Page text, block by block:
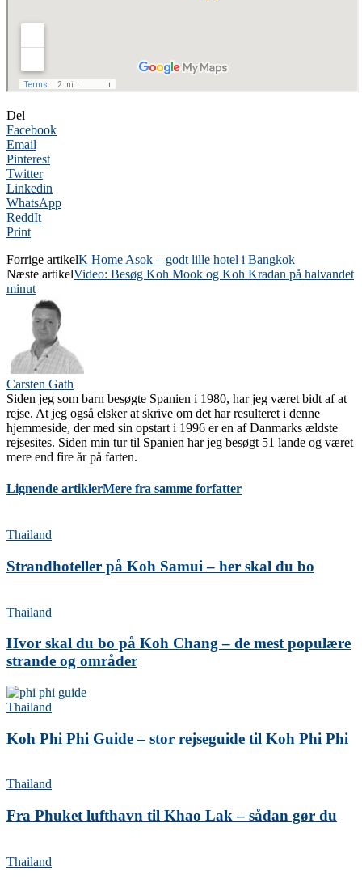
Del
Facebook
Email
Pinterest
Twitter
Linkedin
WhatsApp
ReddIt
Print
Forrige artikelK Home Asok – godt lille hotel i Bangkok
Næste artikelVideo: Besøg Koh Mook og Koh Kradan på halvandet
minut
Carsten Gath
Siden jeg som barn besøgte Spanien i 1980, har jeg været bidt af at
rejse. At jeg også elsker at skrive om det har resulteret i denne
hjemmeside, der med sin opstart i 1996 er en af Danmarks ældste
rejsesites. Siden min tur til Spanien har jeg besøgt 51 lande og været
mere end fire år på farten.
Lignende artiklerMere fra samme forfatter
Thailand
Strandhoteller på Koh Samui – her skal du bo
Thailand
Hvor skal du bo på Koh Chang – de mest populære
strande og områder
Thailand
Koh Phi Phi Guide – stor rejseguide til Koh Phi Phi
Thailand
Fra Phuket lufthavn til Khao Lak – sådan gør du
Thailand